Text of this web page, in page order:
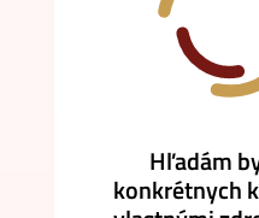
Hľadám
konkrétnych